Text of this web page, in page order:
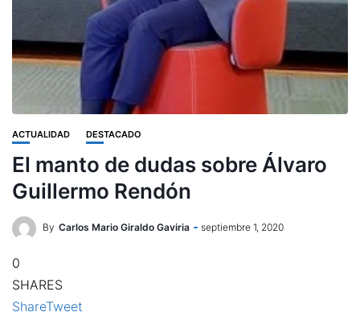
ACTUALIDAD DESTACADO
El manto de dudas sobre Álvaro
Guillermo Rendón
By Carlos Mario Giraldo Gaviria septiembre 1, 2020
0
SHARES
ShareTweet